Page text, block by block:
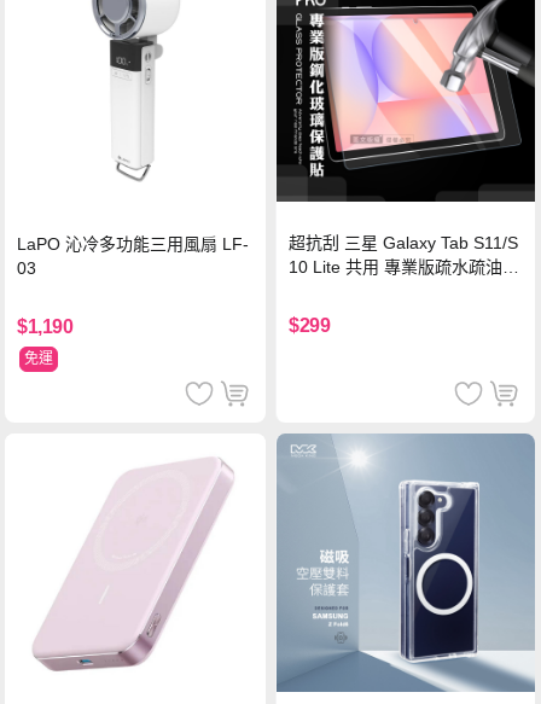
LaPO 沁冷多功能三用風扇 LF-
03
$1,190
免運
超抗刮 三星 Galaxy Tab S11/S
10 Lite 共用 專業版疏水疏油9
$299